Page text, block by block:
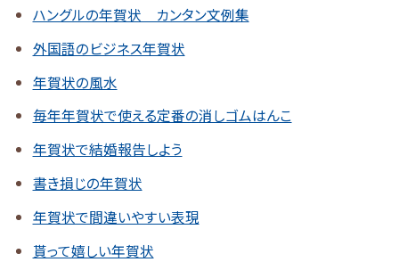
ハングルの年賀状 カンタン文例集
外国語のビジネス年賀状
年賀状の風水
毎年年賀状で使える定番の消しゴムはんこ
年賀状で結婚報告しよう
書き損じの年賀状
年賀状で間違いやすい表現
貰って嬉しい年賀状